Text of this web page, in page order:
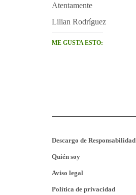
Atentamente
Lilian Rodríguez
ME GUSTA ESTO:
Descargo de Responsabilidad
Quién soy
Aviso legal
Política de privacidad